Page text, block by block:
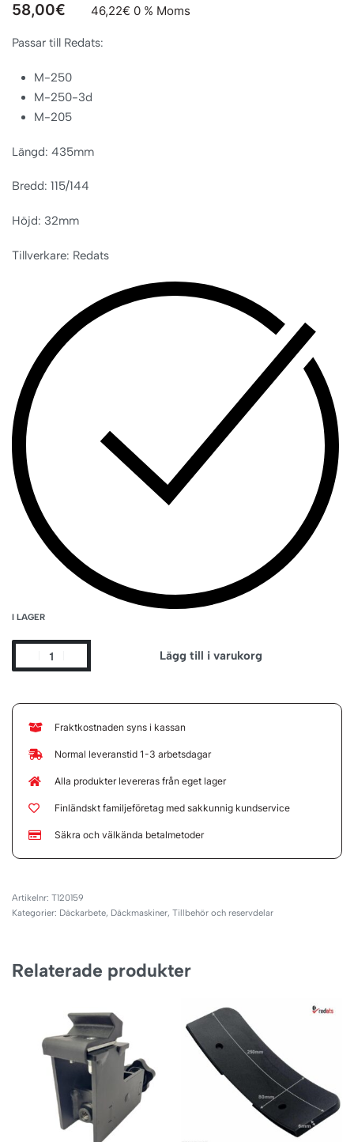
58,00€ 46,22€ 0 % Moms
Passar till Redats:
M-250
M-250-3d
M-205
Längd: 435mm
Bredd: 115/144
Höjd: 32mm
Tillverkare: Redats
I LAGER
Lägg till i varukorg
Fraktkostnaden syns i kassan
Normal leveranstid 1-3 arbetsdagar
Alla produkter levereras från eget lager
Finländskt familjeföretag med sakkunnig kundservice
Säkra och välkända betalmetoder
T120159
Kategorier: Däckarbete, Däckmaskiner, Tillbehör och reservdelar
Relaterade produkter